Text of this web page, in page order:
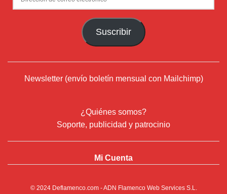
de
Suscribir
Newsletter (envío boletín mensual con Mailchimp)
¿Quiénes somos?
Soporte, publicidad y patrocinio
Mi Cuenta
© 2024 Deflamenco.com- ADN Flamenco Web Services S.L.